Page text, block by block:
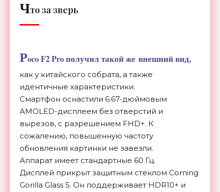
Что за зверь
Poco F2 Proполучил такой же внешний вид,
как у китайского собрата, а также
идентичные характеристики.
Смартфон оснастили 6.67-дюймовым
AMOLED-дисплеем без отверстий и
вырезов, с разрешением FHD+. К
сожалению, повышенную частоту
обновления картинки не завезли.
Аппарат имеет стандартные 60 Гц.
Дисплей прикрыт защитным стеклом Corning
Gorilla Glass 5. Он поддерживает HDR10+ и